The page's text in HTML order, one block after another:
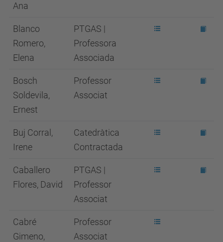
Ana
Blanco
Romero,
Elena
PTGAS |
Professora
Associada
Bosch
Soldevila,
Ernest
Professor
Associat
Buj Corral,
Irene
Catedràtica
Contractada
Caballero
Flores, David
PTGAS |
Professor
Associat
Cabré
Gimeno,
Professor
Associat